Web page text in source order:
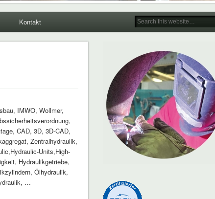
Kontakt
IMWO, Wollmer,
CAD, 3D, 3D-CAD,
Zentralhydraulik,
Units,High-
Hydraulikgetriebe,
Ölhydraulik,
…